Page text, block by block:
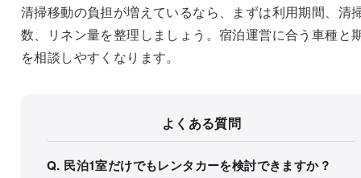
清掃移動の負担が増えているなら、まずは利用期間、清
数、リネン量を整理しましょう。宿泊運営に合う車種と
を相談しやすくなります。
よくある質問
Q. 民泊1室だけでもレンタカーを検討できますか？